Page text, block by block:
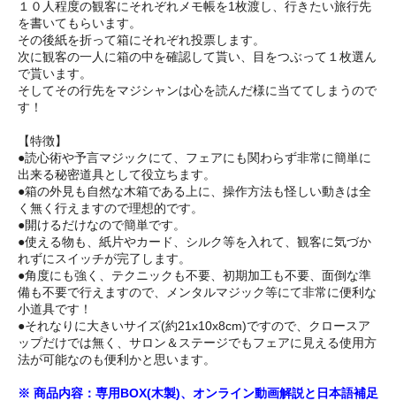
１０人程度の観客にそれぞれメモ帳を1枚渡し、行きたい旅行先
を書いてもらいます。
その後紙を折って箱にそれぞれ投票します。
次に観客の一人に箱の中を確認して貰い、目をつぶって１枚選ん
で貰います。
そしてその行先をマジシャンは心を読んだ様に当ててしまうので
す！
【特徴】
●読心術や予言マジックにて、フェアにも関わらず非常に簡単に
出来る秘密道具として役立ちます。
●箱の外見も自然な木箱である上に、操作方法も怪しい動きは全
く無く行えますので理想的です。
●開けるだけなので簡単です。
●使える物も、紙片やカード、シルク等を入れて、観客に気づか
れずにスイッチが完了します。
●角度にも強く、テクニックも不要、初期加工も不要、面倒な準
備も不要で行えますので、メンタルマジック等にて非常に便利な
小道具です！
●それなりに大きいサイズ(約21x10x8cm)ですので、クロースア
ップだけでは無く、サロン＆ステージでもフェアに見える使用方
法が可能なのも便利かと思います。
※ 商品内容：専用BOX(木製)、オンライン動画解説と日本語補足